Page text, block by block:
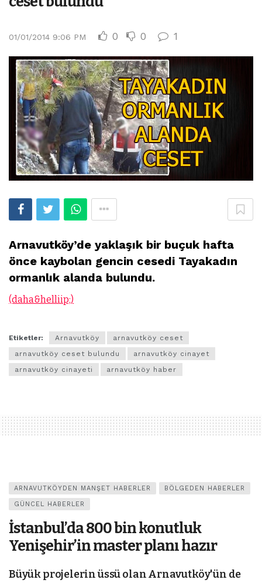
01/01/2014 9:06 PM 0 0 1
Arnavutköy’de yaklaşık bir buçuk hafta
önce kaybolan gencin cesedi Tayakadın
ormanlık alanda bulundu.
(daha&helliip;)
Etiketler: Arnavutköy
arnavutköy ceset
arnavutköy ceset bulundu
arnavutköy cinayet
arnavutköy cinayeti
arnavutköy haber
ARNAVUTKÖYDEN MANŞET HABERLER BÖLGEDEN HABERLER
GÜNCEL HABERLER
İstanbul’da 800 bin konutluk
Yenişehir’in master planı hazır
Büyük projelerin üssü olan Arnavutköy'ün de